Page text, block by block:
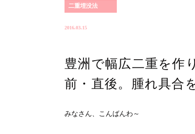
二重埋没法
2016.03.15
豊洲で幅広二重を作
前・直後。腫れ具合
みなさん、こんばんわ～